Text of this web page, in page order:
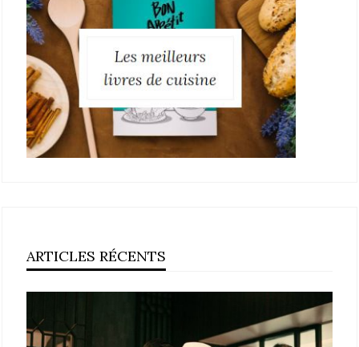
ARTICLES RÉCENTS